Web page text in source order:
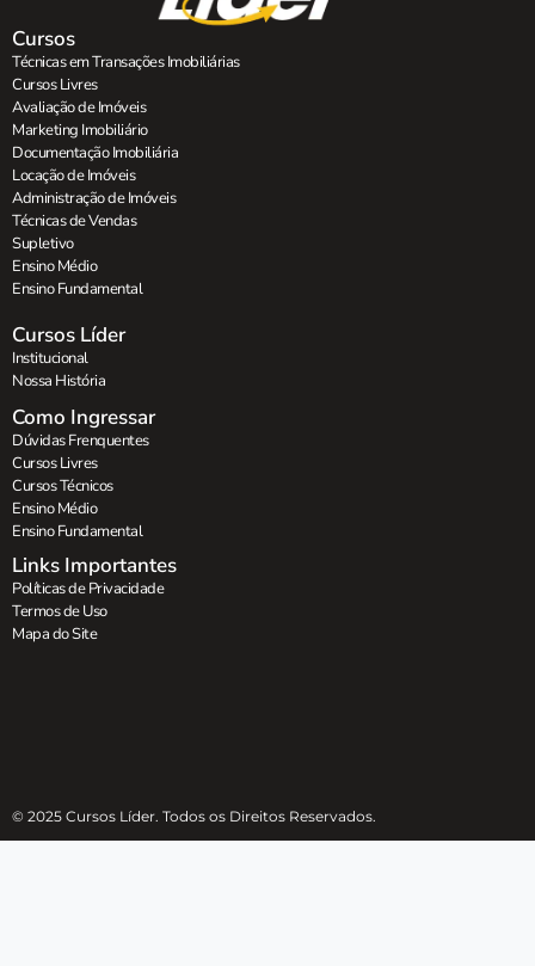
Cursos
Técnicas em Transações Imobiliárias
Cursos Livres
Avaliação de Imóveis
Marketing Imobiliário
Documentação Imobiliária
Locação de Imóveis
Administração de Imóveis
Técnicas de Vendas
Supletivo
Ensino Médio
Ensino Fundamental
Cursos Líder
Institucional
Nossa História
Como Ingressar
Dúvidas Frenquentes
Cursos Livres
Cursos Técnicos
Ensino Médio
Ensino Fundamental
Links Importantes
Políticas de Privacidade
Termos de Uso
Mapa do Site
© 2025 Cursos Líder. Todos os Direitos Reservados.